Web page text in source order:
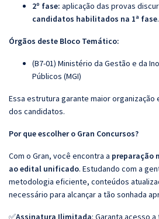
2º fase: aplicação das provas
candidatos habilitados na 1ª fase.
Órgãos deste Bloco Temático:
(B7-01) Ministério da Gestão e da
Públicos (MGI)
Essa estrutura garante maior organização
dos candidatos.
Por que escolher o Gran Concursos?
Com o Gran, você encontra a preparação
ao edital unificado. Estudando com a
metodologia eficiente, conteúdos
necessário para alcançar a tão sonhada
✅Assinatura Ilimitada: Garanta acesso